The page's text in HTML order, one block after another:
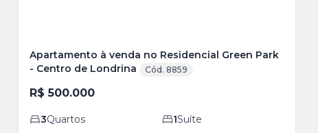
Apartamento à venda no Residencial Green Park
- Centro de Londrina
Cód. 8859
R$ 500.000
3Quartos 1Suíte